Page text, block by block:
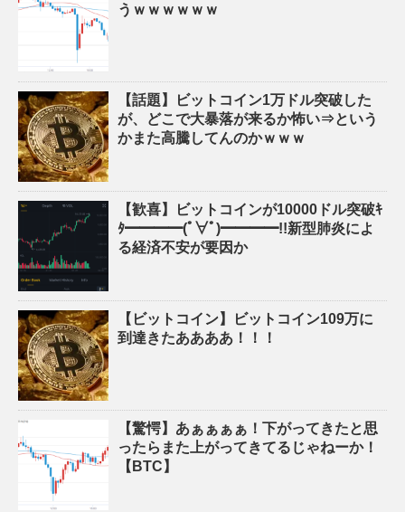
うｗｗｗｗｗｗ
【話題】ビットコイン1万ドル突破した
が、どこで大暴落が来るか怖い⇒という
かまた高騰してんのかｗｗｗ
【歓喜】ビットコインが10000ドル突破ｷ
ﾀ━━━━(ﾟ∀ﾟ)━━━━!!新型肺炎によ
る経済不安が要因か
【ビットコイン】ビットコイン109万に
到達きたああああ！！！
【驚愕】あぁぁぁぁ！下がってきたと思
ったらまた上がってきてるじゃねーか！
【BTC】